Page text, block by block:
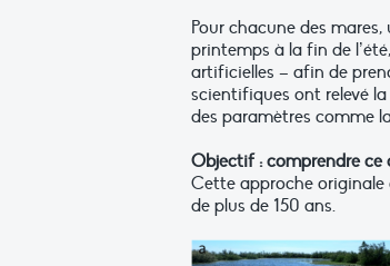
Pour chacune des
printemps à la fin de
artificielles – afin de
scientifiques ont relevé
des paramètres comme
Objectif : comprendre ce
Cette approche originale
de plus de 150 ans.